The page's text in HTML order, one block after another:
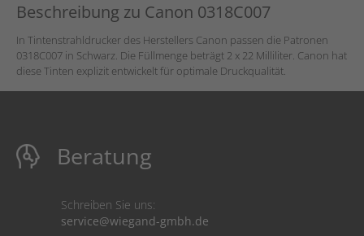
Beschreibung zu Canon 0318C007
In Tintenstrahldrucker des Herstellers Canon passen die Patronen
0318C007 in Schwarz. Die Füllmenge beträgt 2 x 22 Milliliter. Canon hat
diese Tinten explizit entwickelt für optimale Druckqualität.
Beratung
Schreiben Sie uns:
service@wiegand-gmbh.de